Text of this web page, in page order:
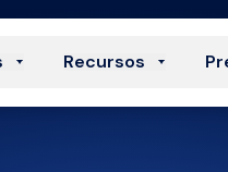
Recursos